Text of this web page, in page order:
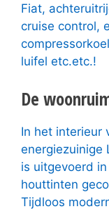
Fiat,
cruise control,
luifel etc.etc.!
De
In het interieur
energiezuinige
is uitgevoerd
houttinten
Tijdloos